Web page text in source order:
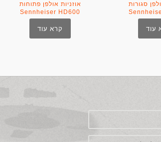
סגורות
עוד
אוזניות אולפן פתוחות
Sennheiser HD600
קרא עוד